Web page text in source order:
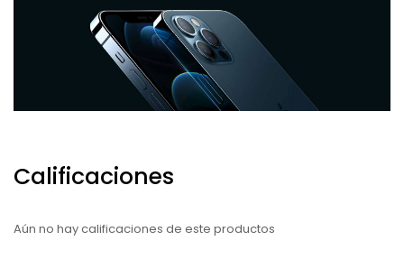
Calificaciones
Aún no hay calificaciones de este productos